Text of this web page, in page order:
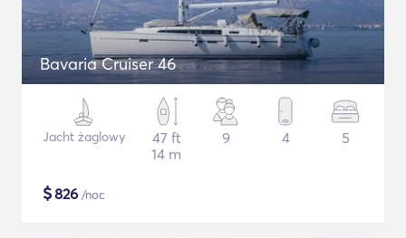
Bavaria Cruiser 46
Jacht żaglowy
47 ft
14 m
9 4 5
$826 /noc